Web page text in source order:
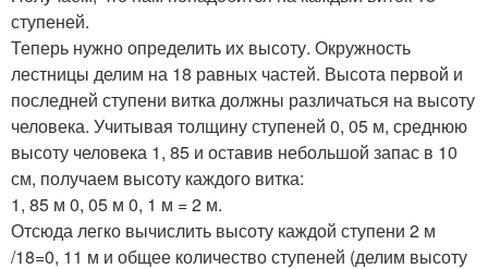
ступеней.
Теперь нужно определить их высоту. Окружность
лестницы делим на 18 равных частей. Высота первой и
последней ступени витка должны различаться на высоту
человека. Учитывая толщину ступеней 0, 05 м, среднюю
высоту человека 1, 85 и оставив небольшой запас в 10
см, получаем высоту каждого витка:
1, 85 м 0, 05 м 0, 1 м = 2 м.
Отсюда легко вычислить высоту каждой ступени 2 м
/18=0, 11 м и общее количество ступеней (делим высоту